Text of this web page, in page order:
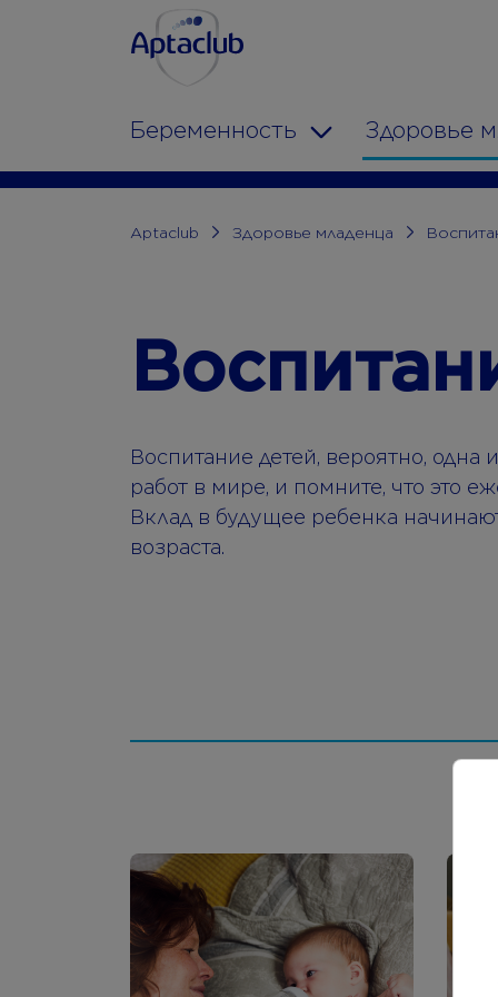
Skip to contentAptaclub.ee
Беременность
Toggle Dropdown
Здоровье
Aptaclub Здоровье младенца
Воспитание детей, вероятно, одна
работ в мире, и помните, что это
Вклад в будущее ребенка
возраста.